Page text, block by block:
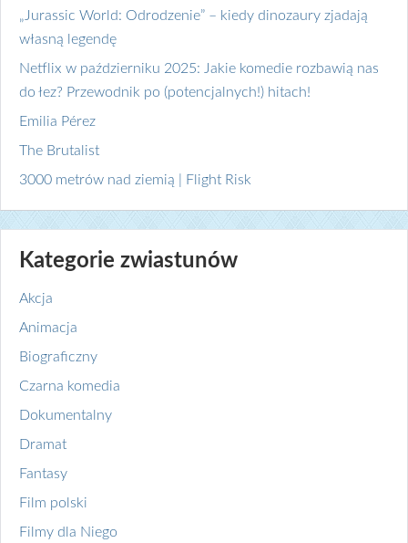
„Jurassic World: Odrodzenie” – kiedy dinozaury zjadają
własną legendę
Netflix w październiku 2025: Jakie komedie rozbawią nas
do łez? Przewodnik po (potencjalnych!) hitach!
Emilia Pérez
The Brutalist
3000 metrów nad ziemią | Flight Risk
Kategorie zwiastunów
Akcja
Animacja
Biograficzny
Czarna komedia
Dokumentalny
Dramat
Fantasy
Film polski
Filmy dla Niego